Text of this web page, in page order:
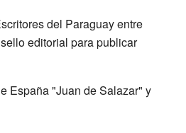
del Paraguay entre
editorial para publicar
España "Juan de Salazar" y